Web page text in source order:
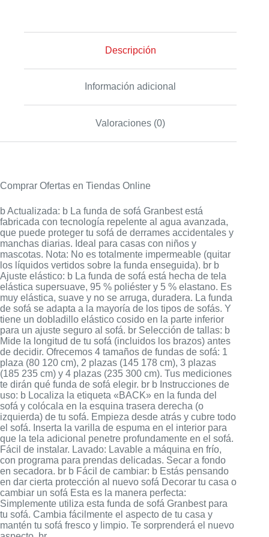
Descripción
Información adicional
Valoraciones (0)
Comprar Ofertas en Tiendas Online
b Actualizada: b La funda de sofá Granbest está
fabricada con tecnología repelente al agua avanzada,
que puede proteger tu sofá de derrames accidentales y
manchas diarias. Ideal para casas con niños y
mascotas. Nota: No es totalmente impermeable (quitar
los líquidos vertidos sobre la funda enseguida). br b
Ajuste elástico: b La funda de sofá está hecha de tela
elástica supersuave, 95 % poliéster y 5 % elastano. Es
muy elástica, suave y no se arruga, duradera. La funda
de sofá se adapta a la mayoría de los tipos de sofás. Y
tiene un dobladillo elástico cosido en la parte inferior
para un ajuste seguro al sofá. br Selección de tallas: b
Mide la longitud de tu sofá (incluidos los brazos) antes
de decidir. Ofrecemos 4 tamaños de fundas de sofá: 1
plaza (80 120 cm), 2 plazas (145 178 cm), 3 plazas
(185 235 cm) y 4 plazas (235 300 cm). Tus mediciones
te dirán qué funda de sofá elegir. br b Instrucciones de
uso: b Localiza la etiqueta «BACK» en la funda del
sofá y colócala en la esquina trasera derecha (o
izquierda) de tu sofá. Empieza desde atrás y cubre todo
el sofá. Inserta la varilla de espuma en el interior para
que la tela adicional penetre profundamente en el sofá.
Fácil de instalar. Lavado: Lavable a máquina en frío,
con programa para prendas delicadas. Secar a fondo
en secadora. br b Fácil de cambiar: b Estás pensando
en dar cierta protección al nuevo sofá Decorar tu casa o
cambiar un sofá Esta es la manera perfecta:
Simplemente utiliza esta funda de sofá Granbest para
tu sofá. Cambia fácilmente el aspecto de tu casa y
mantén tu sofá fresco y limpio. Te sorprenderá el nuevo